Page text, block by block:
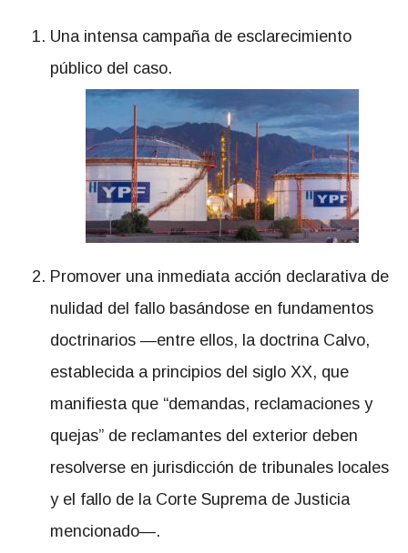
Una intensa campaña de esclarecimiento
público del caso.
Promover una inmediata acción declarativa de
nulidad del fallo basándose en fundamentos
doctrinarios —entre ellos, la doctrina Calvo,
establecida a principios del siglo XX, que
manifiesta que “demandas, reclamaciones y
quejas” de reclamantes del exterior deben
resolverse en jurisdicción de tribunales locales
y el fallo de la Corte Suprema de Justicia
mencionado—.